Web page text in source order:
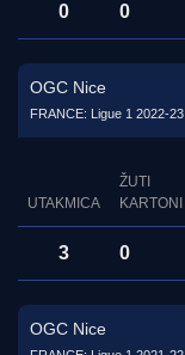
0 0
OGC Nice
FRANCE: Ligue 1 2022-23
UTAKMICA
ŽUTI
KARTONI
3 0
OGC Nice